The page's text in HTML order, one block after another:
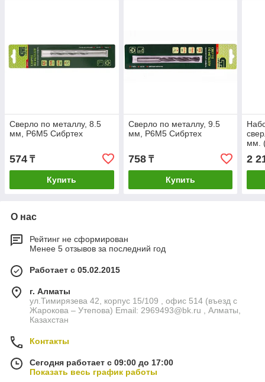
Сверло по металлу, 8.5
мм, Р6М5 Сибртех
574 ₸
Купить
Сверло по металлу, 9.5
мм, Р6М5 Сибртех
758₸
Купить
мм.
2
О нас
Рейтинг не сформирован
Менее 5 отзывов за последний год
Работает с 05.02.2015
г. Алматы
ул.Тимирязева 42, корпус 15/109 , офис 514 (въезд с
Жарокова – Утепова) Email: 2969493@bk.ru , Алматы,
Казахстан
Контакты
Сегодня работает с 09:00 до 17:00
Показать весь график работы